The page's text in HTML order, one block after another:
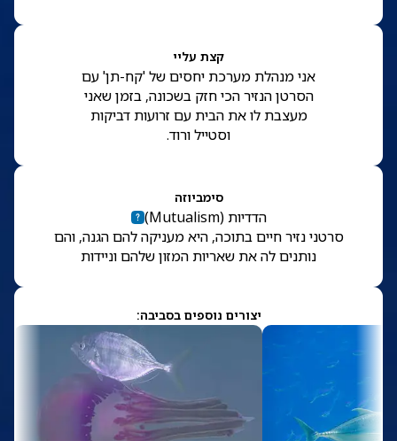
קצת עליי
אני מנהלת מערכת יחסים של 'קח-תן' עם
הסרטן הנזיר הכי חזק בשכונה, בזמן שאני
מעצבת לו את הבית עם זרועות דביקות
וסטייל ורוד.
סימביוזה
הדדיות (
Mutualism
)
סרטני נזיר חיים בתוכה, היא מעניקה להם הגנה, והם
נותנים לה את שאריות המזון שלהם וניידות
יצורים נוספים בסביבה: